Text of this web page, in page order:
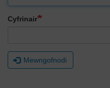
Cyfrinair
Mewngofnodi